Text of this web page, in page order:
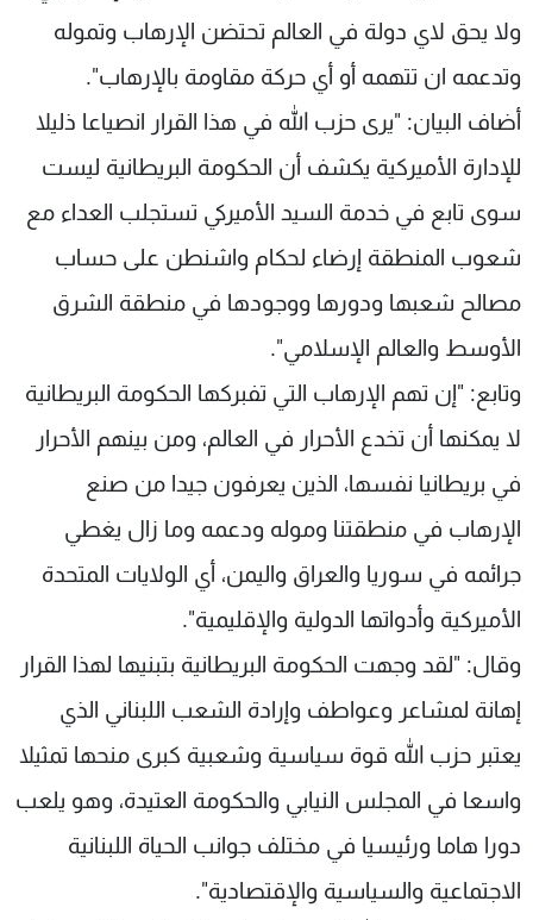
ولا يحق لاي دولة في العالم تحتضن الإرهاب وتموله
وتدعمه ان تتهمه أو أي حركة مقاومة بالإرهاب".
أضاف البيان: "يرى حزب الله في هذا القرار انصياعا ذليلا
للإدارة الأميركية يكشف أن الحكومة البريطانية ليست
سوى تابع في خدمة السيد الأميركي تستجلب العداء مع
شعوب المنطقة إرضاء لحكام واشنطن على حساب
مصالح شعبها ودورها ووجودها في منطقة الشرق
الأوسط والعالم الإسلامي".
وتابع: "إن تهم الإرهاب التي تفبركها الحكومة البريطانية
لا يمكنها أن تخدع الأحرار في العالم، ومن بينهم الأحرار
في بريطانيا نفسها، الذين يعرفون جيدا من صنع
الإرهاب في منطقتنا وموله ودعمه وما زال يغطي
جرائمه في سوريا والعراق واليمن، أي الولايات المتحدة
الأميركية وأدواتها الدولية والإقليمية".
وقال: "لقد وجهت الحكومة البريطانية بتبنيها لهذا القرار
إهانة لمشاعر وعواطف وإرادة الشعب اللبناني الذي
يعتبر حزب الله قوة سياسية وشعبية كبرى منحها تمثيلا
واسعا في المجلس النيابي والحكومة العتيدة، وهو يلعب
دورا هاما ورئيسيا في مختلف جوانب الحياة اللبنانية
الاجتماعية والسياسية والإقتصادية".
الإنـتـاج
لاعلاناتكم
تواصل معنا
شروط الإسـتخدام
سياسة الخصوصية